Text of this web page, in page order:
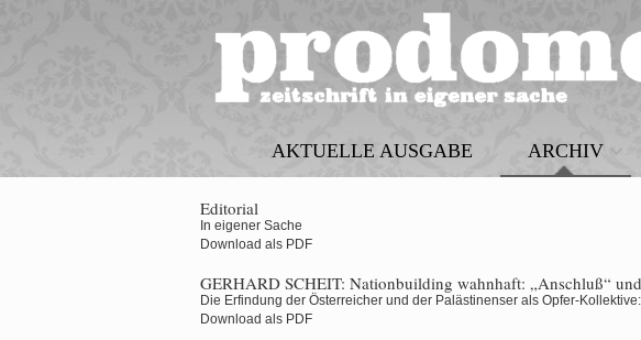
AKTUELLE AUSGABE ARCHIV
Editorial
In eigener Sache
Download als PDF
GERHARD SCHEIT: Nationbuilding wahnhaft: „Anschluß“
Die Erfindung der Österreicher und der Palästinenser als Opfer-
Download als PDF